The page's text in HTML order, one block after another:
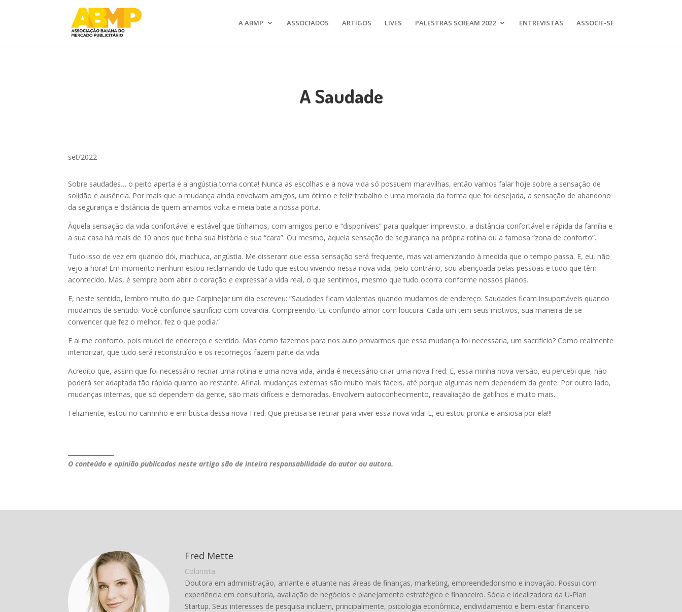
A ABMP ASSOCIADOS ARTIGOS LIVES PALESTRAS SCREAM 2022 ENTREVISTAS ASSOCIE-SE
A Saudade
set/2022
Sobre saudades… o peito aperta e a angústia toma conta! Nunca as escolhas e a nova vida só possuem maravilhas, então vamos falar hoje sobre a sensação de
solidão e ausência. Por mais que a mudança ainda envolvam amigos, um ótimo e feliz trabalho e uma moradia da forma que foi desejada, a sensação de abandono
da segurança e distância de quem amamos volta e meia bate a nossa porta.
Àquela sensação da vida confortável e estável que tínhamos, com amigos perto e “disponíveis” para qualquer imprevisto, a distância confortável e rápida da família e
a sua casa há mais de 10 anos que tinha sua história e sua “cara”. Ou mesmo, àquela sensação de segurança na própria rotina ou a famosa “zona de conforto”.
Tudo isso de vez em quando dói, machuca, angústia. Me disseram que essa sensação será frequente, mas vai amenizando à medida que o tempo passa. E, eu, não
vejo a hora! Em momento nenhum estou reclamando de tudo que estou vivendo nessa nova vida, pelo contrário, sou abençoada pelas pessoas e tudo que têm
acontecido. Mas, é sempre bom abrir o coração e expressar a vida real, o que sentimos, mesmo que tudo ocorra conforme nossos planos.
E, neste sentido, lembro muito do que Carpinejar um dia escreveu: “Saudades ficam violentas quando mudamos de endereço. Saudades ficam insuportáveis quando
mudamos de sentido. Você confunde sacrifício com covardia. Compreendo. Eu confundo amor com loucura. Cada um tem seus motivos, sua maneira de se
convencer que fez o melhor, fez o que podia.”
E ai me conforto, pois mudei de endereço e sentido. Mas como fazemos para nos auto provarmos que essa mudança foi necessária, um sacrifício? Como realmente
interiorizar, que tudo será reconstruído e os recomeços fazem parte da vida.
Acredito que, assim que foi necessário recriar uma rotina e uma nova vida, ainda é necessário criar uma nova Fred. E, essa minha nova versão, eu percebi que, não
poderá ser adaptada tão rápida quanto ao restante. Afinal, mudanças externas são muito mais fáceis, até porque algumas nem dependem da gente. Por outro lado,
mudanças internas, que só dependem da gente, são mais difíceis e demoradas. Envolvem autoconhecimento, reavaliação de gatilhos e muito mais.
Felizmente, estou no caminho e em busca dessa nova Fred. Que precisa se recriar para viver essa nova vida! E, eu estou pronta e ansiosa por ela!!!
O conteúdo e opinião publicados neste artigo são de inteira responsabilidade do autor ou autora.
Fred Mette
Colunista
Doutora em administração, amante e atuante nas áreas de finanças, marketing, empreendedorismo e inovação. Possui com
experiência em consultoria, avaliação de negócios e planejamento estratégico e financeiro. Sócia e idealizadora da U-Plan
Startup. Seus interesses de pesquisa incluem, principalmente, psicologia econômica, endividamento e bem-estar financeiro.